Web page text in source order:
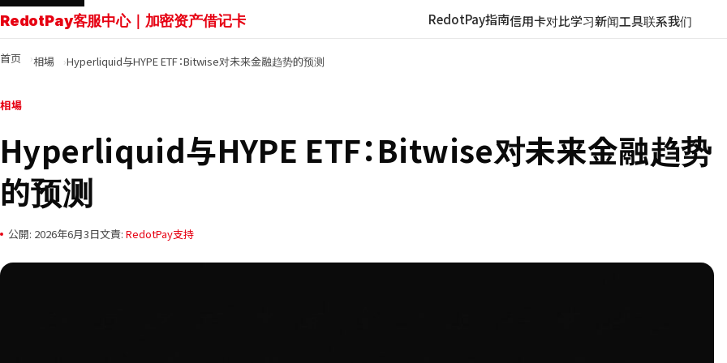
RedotPay客服中心｜加密资产借记卡 RedotPay指南信用卡对比学习新闻工具联系我们
首页 相場 Hyperliquid与HYPE ETF：Bitwise对未来金融趋势的预测
相場
Hyperliquid与HYPE ETF：Bitwise对未来金融趋势
的预测
公開: 2026年6月3日文責: RedotPay支持